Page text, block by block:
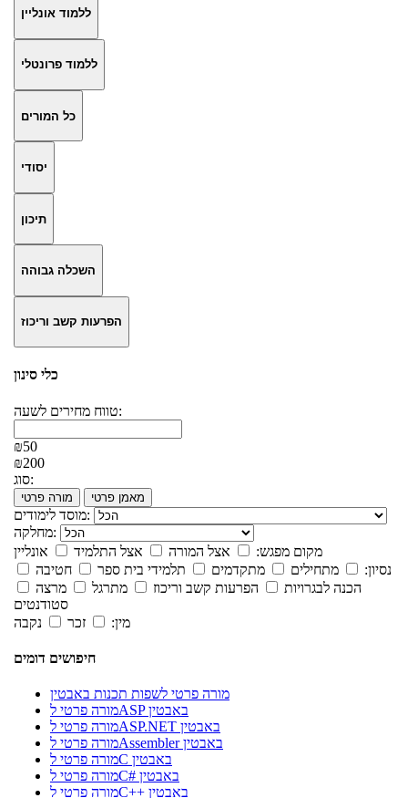
ללמוד אונליין
ללמוד פרונטלי
כל המורים
יסודי
תיכון
השכלה גבוהה
הפרעות קשב וריכוז
כלי סינון
טווח מחירים לשעה:
₪50
₪200
סוג:
מורה פרטי מאמן פרטי
מוסד לימודים:
מחלקה:
מקום מפגש:
אצל המורה אצל התלמיד
אונליין
נסיון:
מתחילים מתקדמים תלמידי בית ספר
חטיבה
הכנה לבגרויות
הפרעות קשב וריכוז מתרגל
מרצה
סטודנטים
מין:
זכר נקבה
חיפושים דומים
מורה פרטי לשפות תכנות באבטין
מורה פרטי לASP באבטין
מורה פרטי לASP.NET באבטין
מורה פרטי לAssembler באבטין
מורה פרטי לC באבטין
מורה פרטי לC# באבטין
מורה פרטי לC++ באבטין